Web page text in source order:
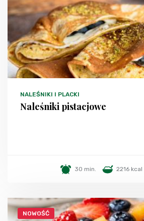
NALEŚNIKI I PLACKI
Naleśniki pistacjowe
30 min. 2216 kcal
NOWOŚĆ